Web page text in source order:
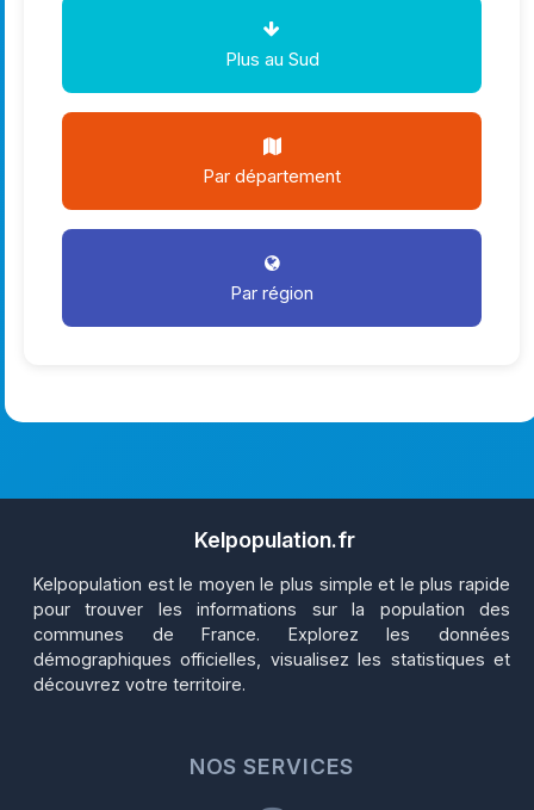
Plus au Sud
Par département
Par région
Kelpopulation.fr
Kelpopulation est le moyen le plus simple et le plus rapide
pour trouver les informations sur la population des
communes de France. Explorez les données
démographiques officielles, visualisez les statistiques et
découvrez votre territoire.
NOS SERVICES